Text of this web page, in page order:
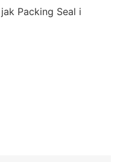
Packing Seal i